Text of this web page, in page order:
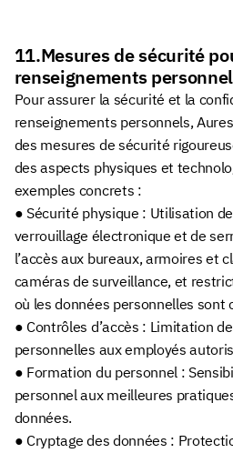
11.Mesures de sécurité
renseignements
Pour assurer la sécurité et la
renseignements personnels,
des mesures de sécurité
des aspects physiques et
exemples concrets :
● Sécurité physique : Utilisation
verrouillage électronique et de
l’accès aux bureaux, armoires et
caméras de surveillance, et
où les données personnelles sont
● Contrôles d’accès : Limitation
personnelles aux employés
● Formation du personnel :
personnel aux meilleures
données.
● Cryptage des données :